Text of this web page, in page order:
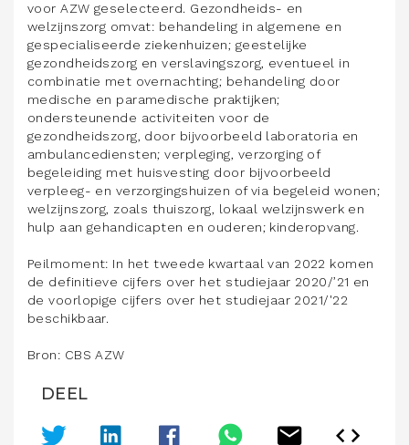
voor AZW geselecteerd. Gezondheids- en
welzijnszorg omvat: behandeling in algemene en
gespecialiseerde ziekenhuizen; geestelijke
gezondheidszorg en verslavingszorg, eventueel in
combinatie met overnachting; behandeling door
medische en paramedische praktijken;
ondersteunende activiteiten voor de
gezondheidszorg, door bijvoorbeeld laboratoria en
ambulancediensten; verpleging, verzorging of
begeleiding met huisvesting door bijvoorbeeld
verpleeg- en verzorgingshuizen of via begeleid wonen;
welzijnszorg, zoals thuiszorg, lokaal welzijnswerk en
hulp aan gehandicapten en ouderen; kinderopvang.
Peilmoment: In het tweede kwartaal van 2022 komen
de definitieve cijfers over het studiejaar 2020/’21 en
de voorlopige cijfers over het studiejaar 2021/'22
beschikbaar.
Bron: CBS AZW
DEEL